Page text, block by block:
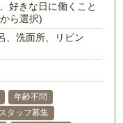
好きな日に働くこと
ら選択)
、洗面所、リビン
年齢不問
タッフ募集